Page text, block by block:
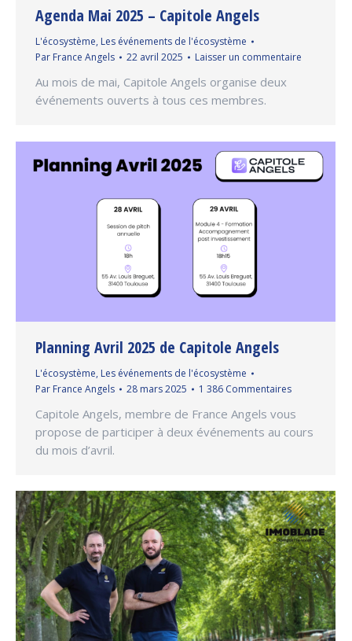
Agenda Mai 2025 – Capitole Angels
L'écosystème, Les événements de l'écosystème
Par France Angels 22 avril 2025 Laisser un commentaire
Au mois de mai, Capitole Angels organise deux
événements ouverts à tous ces membres.
Planning Avril 2025 de Capitole Angels
L'écosystème, Les événements de l'écosystème
Par France Angels 28 mars 2025 1 386 Commentaires
Capitole Angels, membre de France Angels vous
propose de participer à deux événements au cours
du mois d’avril.